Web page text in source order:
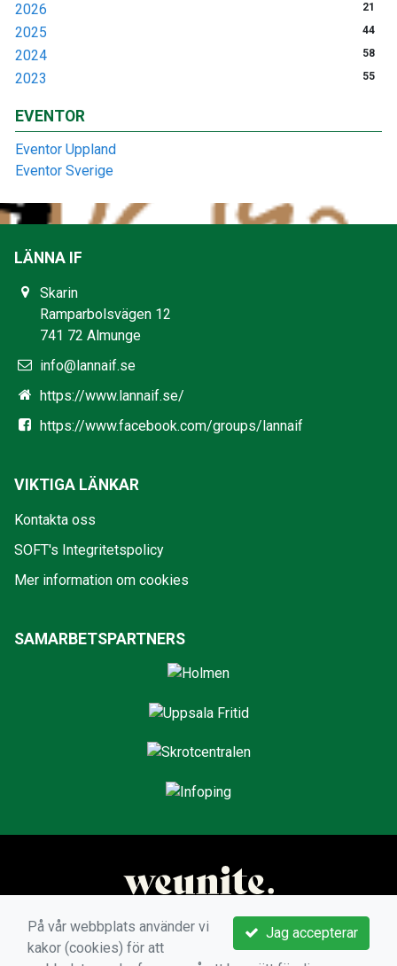
2026 21
2025 44
2024 58
2023 55
EVENTOR
Eventor Uppland
Eventor Sverige
LÄNNA IF
Skarin
Ramparbolsvägen 12
741 72 Almunge
info@lannaif.se
https://www.lannaif.se/
https://www.facebook.com/groups/lannaif
VIKTIGA LÄNKAR
Kontakta oss
SOFT's Integritetspolicy
Mer information om cookies
SAMARBETSPARTNERS
Jag accepterar
På vår webbplats använder vi
kakor (cookies) för att